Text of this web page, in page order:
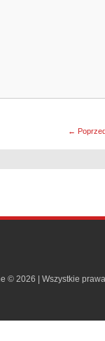
←
© 2026 | Wszystkie